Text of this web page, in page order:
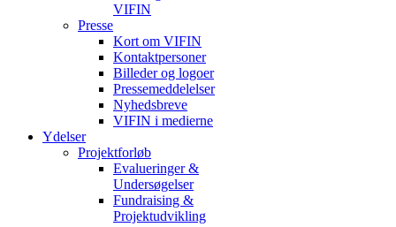
VIFIN
Presse
Kort om VIFIN
Kontaktpersoner
Billeder og logoer
Pressemeddelelser
Nyhedsbreve
VIFIN i medierne
Ydelser
Projektforløb
Evalueringer &
Undersøgelser
Fundraising &
Projektudvikling